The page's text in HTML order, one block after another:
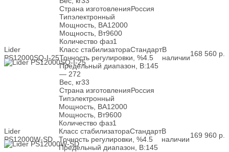
Страна изготовленияРоссия
Lider
PS12000SQ-I-25
Типэлектронный
Мощность, ВА12000
Мощность, Вт9600
Количество фаз1
Класс стабилизатораСтандарт
Точность регулировки, %4.5
Предельный диапазон, В:145
— 272
Вес, кг33
Страна изготовленияРоссия
В
наличии168 560 р.
Lider
PS12000W-SD
Типэлектронный
Мощность, ВА12000
Мощность, Вт9600
Количество фаз1
Класс стабилизатораСтандарт
Точность регулировки, %4.5
Предельный диапазон, В:145
В
наличии169 960 р.